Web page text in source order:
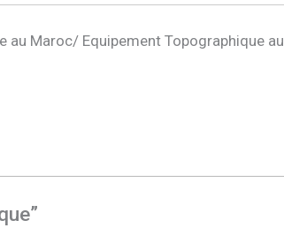
Maroc/ Equipement Topographique au